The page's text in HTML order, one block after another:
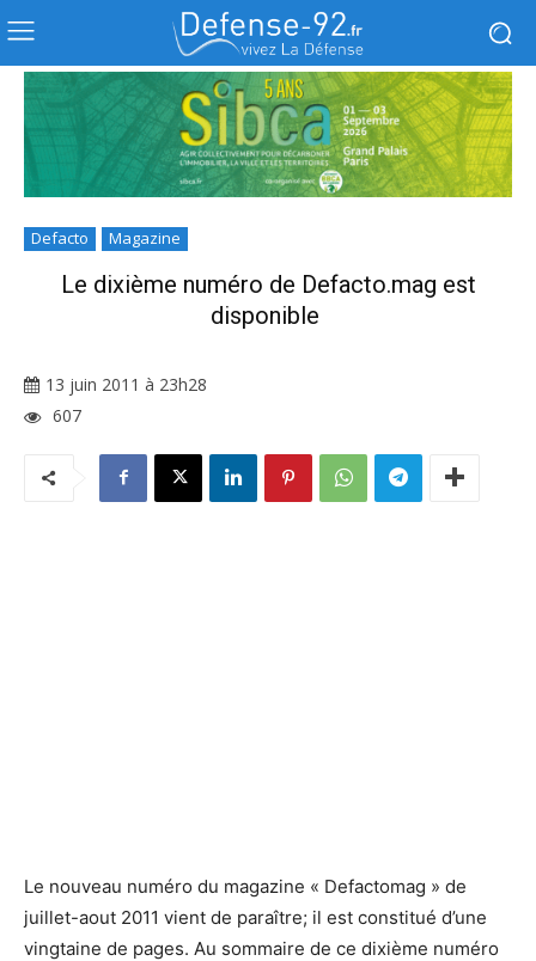
Defacto Magazine
Le dixième numéro de Defacto.mag est
disponible
13 juin 2011 à 23h28
607
Le nouveau numéro du magazine « Defactomag » de
juillet-aout 2011 vient de paraître; il est constitué d’une
vingtaine de pages. Au sommaire de ce dixième numéro